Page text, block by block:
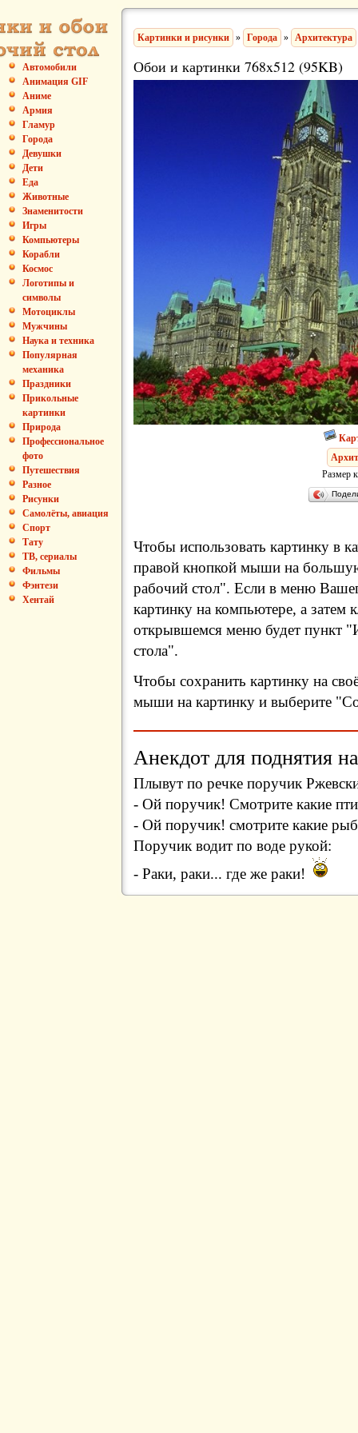
Автомобили
Анимация GIF
Аниме
Армия
Гламур
Города
Девушки
Дети
Еда
Животные
Знаменитости
Игры
Компьютеры
Корабли
Космос
Логотипы и
символы
Мотоциклы
Мужчины
Наука и техника
Популярная
механика
Праздники
Прикольные
картинки
Природа
Профессиональное
фото
Путешествия
Разное
Рисунки
Самолёты, авиация
Спорт
Тату
ТВ, сериалы
Фильмы
Фэнтези
Хентай
Картинки и рисунки » Города » Архитектура
Обои и картинки 768x512 (95KB)
Размер
Чтобы использовать картинку в
правой кнопкой мыши на
рабочий стол". Если в меню
картинку на компьютере, а затем
открывшемся меню будет пункт
стола".
Чтобы сохранить картинку на
мыши на картинку и выберите
Анекдот для поднятия
Плывут по речке поручик
- Ой поручик! Смотрите какие
- Ой поручик! смотрите какие
Поручик водит по воде рукой:
- Раки, раки... где же раки!